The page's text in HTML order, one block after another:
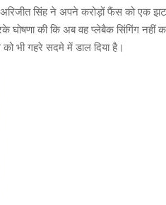
सिंह ने अपने करोड़ों फैंस को एक
घोषणा की कि अब वह प्लेबैक सिंगिंग
गहरे सदमे में डाल दिया है।